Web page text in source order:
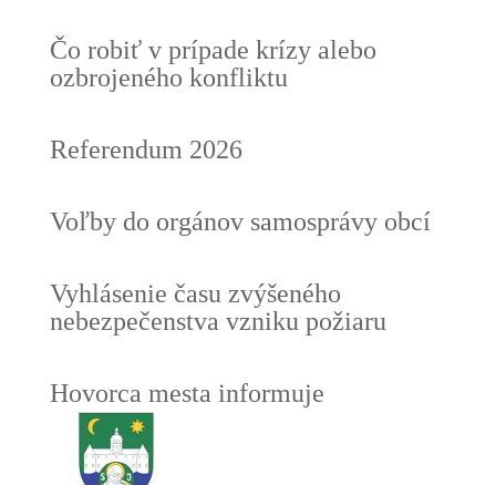
Čo robiť v prípade krízy alebo
ozbrojeného konfliktu
Referendum 2026
Voľby do orgánov samosprávy obcí
Vyhlásenie času zvýšeného
nebezpečenstva vzniku požiaru
Hovorca mesta informuje